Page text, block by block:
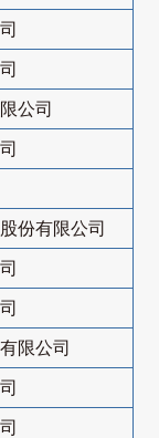
公司
份有限公司
限公司